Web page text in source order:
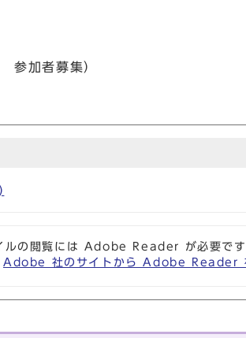
参加者募集）
ルの閲覧には Adobe Reader が必要です
Adobe 社のサイトから Adobe Reader を